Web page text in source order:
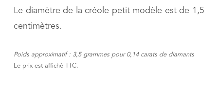
Le diamètre de la créole petit modèle est de 1,5
centimètres.
Poids approximatif : 3,5 grammes pour 0,14 carats de diamants
Le prix est affiché TTC.